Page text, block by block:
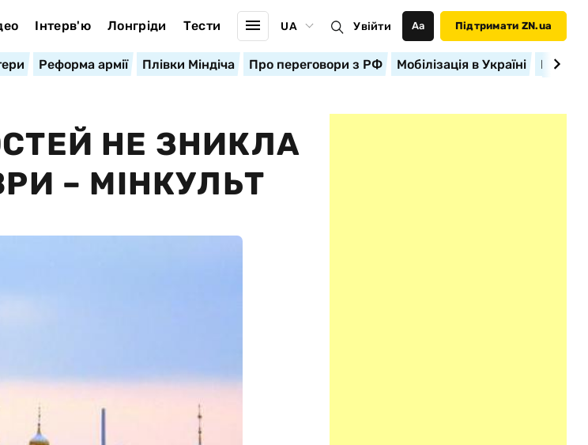
Інтерв'ю Лонгріди Тести UA Увійти Аа Підтримати ZN.ua
Реформа армії Плівки Міндіча Про переговори з РФ Мобілізація в Україні
НЕ ЗНИКЛА
– МІНКУЛЬТ